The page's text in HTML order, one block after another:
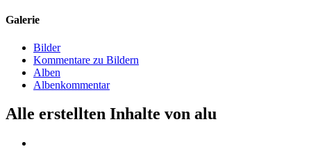
Galerie
Bilder
Kommentare zu Bildern
Alben
Albenkommentar
Alle erstellten Inhalte von alu